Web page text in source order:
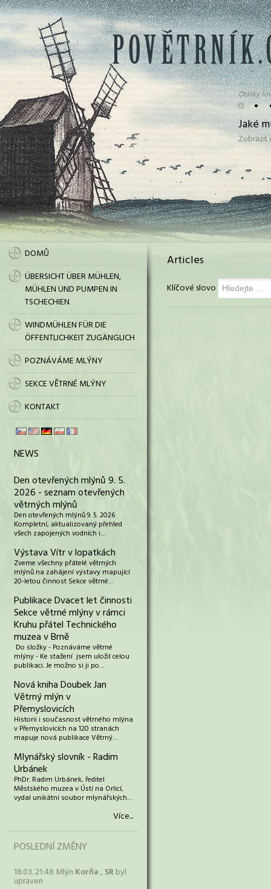
• •
Otázky
Jaké
DOMŮ
ÜBERSICHT ÜBER MÜHLEN,
MÜHLEN UND PUMPEN IN
TSCHECHIEN
WINDMÜHLEN FÜR DIE
ÖFFENTLICHKEIT ZUGÄNGLICH
POZNÁVÁME MLÝNY
SEKCE VĚTRNÉ MLÝNY
KONTAKT
NEWS
Den otevřených mlýnů 9. 5.
2026 - seznam otevřených
větrných mlýnů
Den otevřených mlýnů 9. 5. 2026
Kompletní, aktualizovaný přehled
všech zapojených vodních i…
Výstava Vítr v lopatkách
Zveme všechny přátelé větrných
mlýnů na zahájení výstavy mapující
20-letou činnost Sekce větrné…
Publikace Dvacet let činnosti
Sekce větrné mlýny v rámci
Kruhu přátel Technického
muzea v Brně
Do složky - Poznáváme větrné
mlýny - Ke stažení jsem uložil celou
publikaci. Je možno si ji po…
Nová kniha Doubek Jan
Větrný mlýn v
Přemyslovicích
Historii i současnost větrného mlýna
v Přemyslovicích na 120 stranách
mapuje nová publikace Větrný…
Mlynářský slovník - Radim
Urbánek
PhDr. Radim Urbánek, ředitel
Městského muzea v Ústí na Orlicí,
vydal unikátní soubor mlynářských…
Více...
POSLEDNÍ ZMĚNY
18.03. 21:48 Mlýn Korňa , SRbyl
upraven
Articles
Klíčové slovo